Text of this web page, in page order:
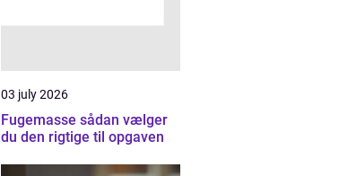
03 july 2026
Fugemasse sådan vælger
du den rigtige til opgaven